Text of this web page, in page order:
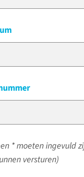
* moeten ingevuld
versturen)